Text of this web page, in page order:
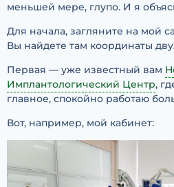
меньшей мере, глупо. И я
Для начала, загляните на мой
Вы найдете там координаты
Первая — уже известный вам
Имплантологический Центр,
главное, спокойно работаю
Вот, например, мой кабинет: